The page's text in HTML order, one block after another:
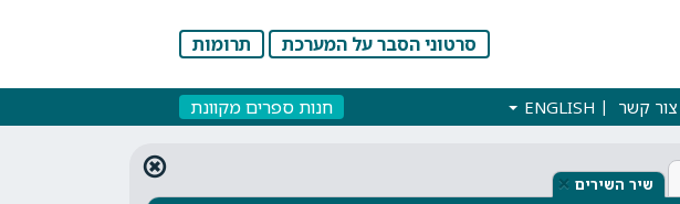
סרטוני הסבר על המערכת תרומות
צור קשר ENGLISH חנות ספרים מקוונת
שיר השירים ×